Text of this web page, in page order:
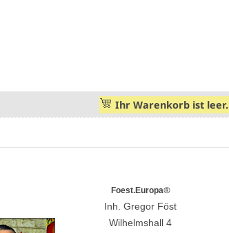
Ihr Warenkorb ist leer.
Foest.Europa®
Inh. Gregor Föst
Wilhelmshall 4